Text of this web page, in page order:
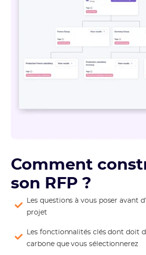
Comment
son RFP ?
Les questions à vous poser avant
projet
Les fonctionnalités clés dont doit
carbone que vous sélectionnerez